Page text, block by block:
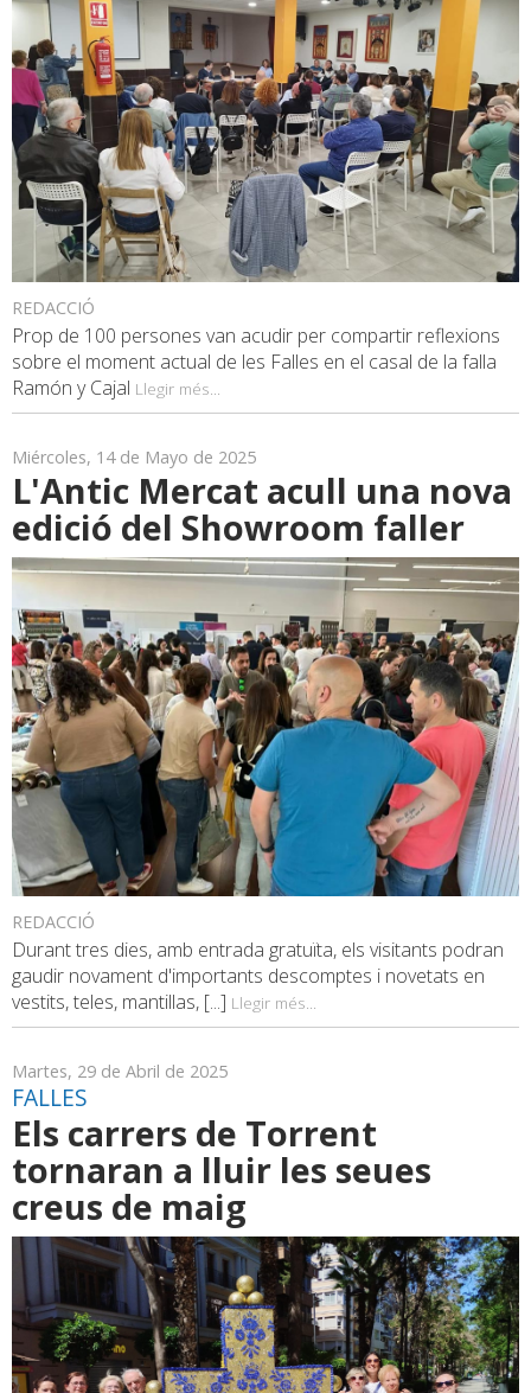
REDACCIÓ
Prop de 100 persones van acudir per compartir reflexions
sobre el moment actual de les Falles en el casal de la falla
Ramón y Cajal Llegir més...
Miércoles, 14 de Mayo de 2025
L'Antic Mercat acull una nova
edició del Showroom faller
REDACCIÓ
Durant tres dies, amb entrada gratuïta, els visitants podran
gaudir novament d'importants descomptes i novetats en
vestits, teles, mantillas, [...] Llegir més...
Martes, 29 de Abril de 2025
FALLES
Els carrers de Torrent
tornaran a lluir les seues
creus de maig